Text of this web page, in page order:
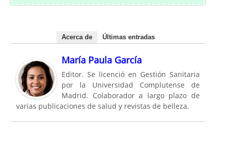
Acerca de Últimas entradas
María Paula García
Editor. Se licenció en Gestión Sanitaria
por la Universidad Complutense de
Madrid. Colaborador a largo plazo de
varias publicaciones de salud y revistas de belleza.